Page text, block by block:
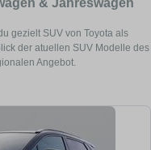
gezielt SUV von Toyota als
der atuellen SUV Modelle des
Angebot.